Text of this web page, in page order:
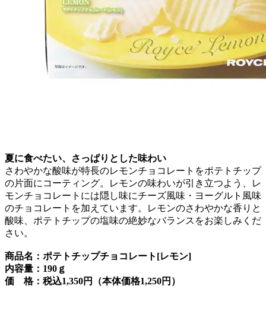
夏に食べたい、さっぱりとした味わい
さわやかな酸味が特長のレモンチョコレートをポテトチップ
の片面にコーティング。レモンの味わいが引き立つよう、レ
モンチョコレートには隠し味にチーズ風味・ヨーグルト風味
のチョコレートを加えています。レモンのさわやかな香りと
酸味、ポテトチップの塩味の絶妙なバランスをお楽しみくだ
さい。
商品名：ポテトチップチョコレート[レモン]
内容量：190ｇ
価 格：税込1,350円（本体価格1,250円）